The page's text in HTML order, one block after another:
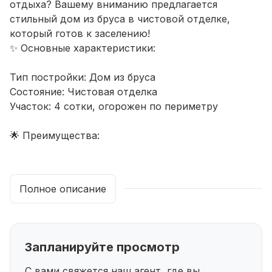
отдыха? Вашему вниманию предлагается
стильный дом из бруса в чистовой отделке,
который готов к заселению!
✨ Основные характеристики:
Тип постройки: Дом из бруса
Состояние: Чистовая отделка
Участок: 4 сотки, огорожен по периметру
🌟 Преимущества:
обеспечивает отличную теплоизоляцию и создает
здоровый микроклимат в доме.
позволяет вам сразу начать обустраивать свой
Планировка: на первом этаже - кухня, гостиная,
санузел, на втором этаже 2 спальные комнаты,
Полное описание
Запланируйте просмотр